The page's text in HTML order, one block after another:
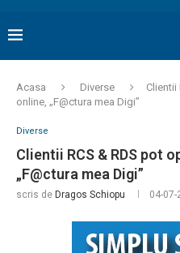
Acasa Diverse
Clientii
online, „F@ctura mea Digi”
Diverse
Clientii RCS & RDS pot
„F@ctura mea Digi”
scris de Dragos Schiopu 04-07-